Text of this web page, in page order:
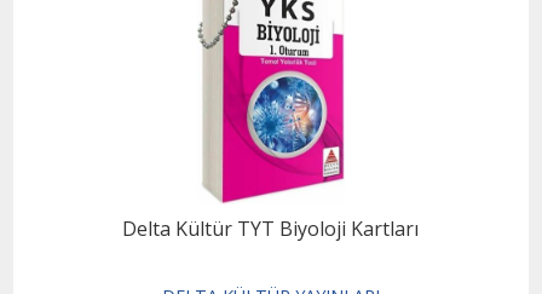
Delta Kültür TYT Biyoloji Kartları